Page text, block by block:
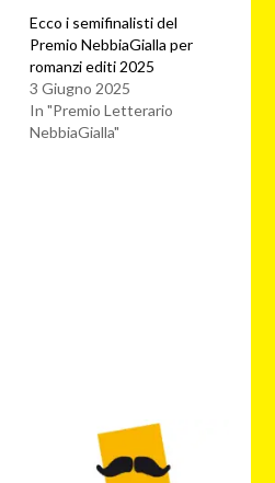
Ecco i semifinalisti del
Premio NebbiaGialla per
romanzi editi 2025
3 Giugno 2025
In "Premio Letterario
NebbiaGialla"